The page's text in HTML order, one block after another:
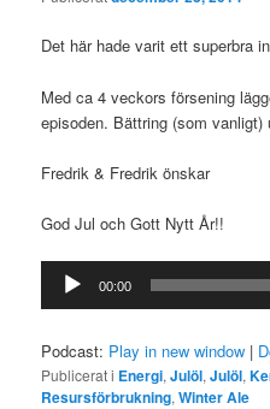
Det här hade varit ett superbra
Med ca 4 veckors försening
episoden. Bättring (som vanligt)
Fredrik & Fredrik önskar
God Jul och Gott Nytt År!!
Ljudspelare
00:00
Podcast: Play in new window |
Publicerat i Energi,Julöl,Julöl,
Resursförbrukning,Winter Ale